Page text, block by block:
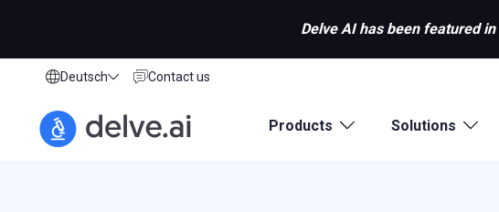
Delve AI has been featured in
Deutsch Contact us
Products Solutions